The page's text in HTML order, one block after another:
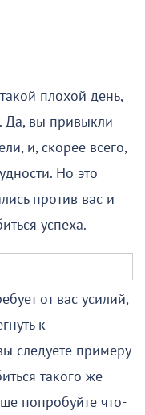
плохой день,
Да, вы привыкли
и, скорее всего,
Но это
против вас и
успеха.
от вас усилий,
к
следуете примеру
такого же
попробуйте что-